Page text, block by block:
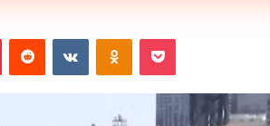
PinterestReddit VKontakteOdnoklassniki
Pocket